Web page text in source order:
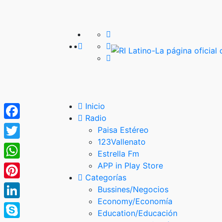
Inicio
Radio
Paisa Estéreo
123Vallenato
Estrella Fm
APP in Play Store
Categorías
Bussines/Negocios
Economy/Economía
Education/Educación
Facebook
Twitter
WhatsApp
Pinterest
LinkedIn